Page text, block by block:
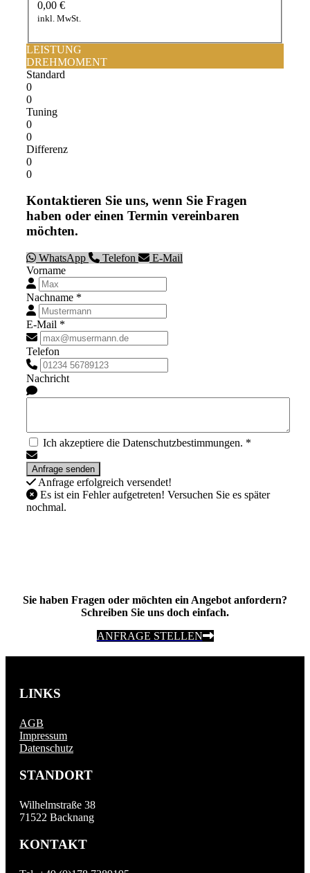
0,00 €
inkl. MwSt.
LEISTUNG
DREHMOMENT
Standard
0
0
Tuning
0
0
Differenz
0
0
Kontaktieren Sie uns, wenn Sie Fragen
haben oder einen Termin vereinbaren
möchten.
WhatsApp Telefon
E-Mail
Vorname
Nachname *
E-Mail *
Telefon
Nachricht
Ich akzeptiere die Datenschutzbestimmungen. *
Anfrage erfolgreich versendet!
Es ist ein Fehler aufgetreten! Versuchen Sie es später
nochmal.
Sie haben Fragen oder möchten ein Angebot anfordern?
Schreiben Sie uns doch einfach.
ANFRAGE STELLEN
LINKS
AGB
Impressum
Datenschutz
STANDORT
Wilhelmstraße 38
71522 Backnang
KONTAKT